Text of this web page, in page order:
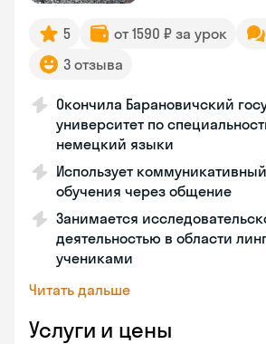
5 от 1590 ₽ за урок
3 отзыва
Окончила Барановичский
университет по
немецкий языки
Использует
обучения через общение
Занимается
деятельностью в области
учениками
Читать дальше
Услуги и цены